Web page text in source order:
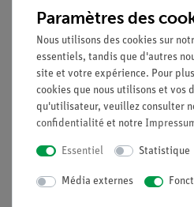
Nach
Légal
Contact
Conditions générales de vente
Déclaration de confidentialité
Service
Paramètres des
Nous utilisons des cookies sur
essentiels, tandis que d'autres
site et votre expérience. Pour
cookies que nous utilisons et vos
qu'utilisateur, veuillez consulter
confidentialité et notre
Essentiel Statistique
Média externes